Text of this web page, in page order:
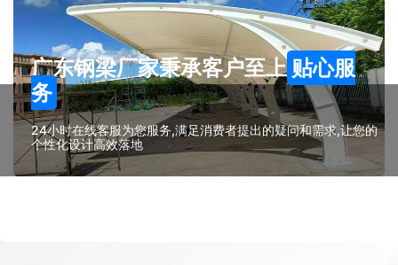
广东钢梁厂家秉承客户至上 贴心服
务
24小时在线客服为您服务,满足消费者提出的疑问和需求,让您的
个性化设计高效落地